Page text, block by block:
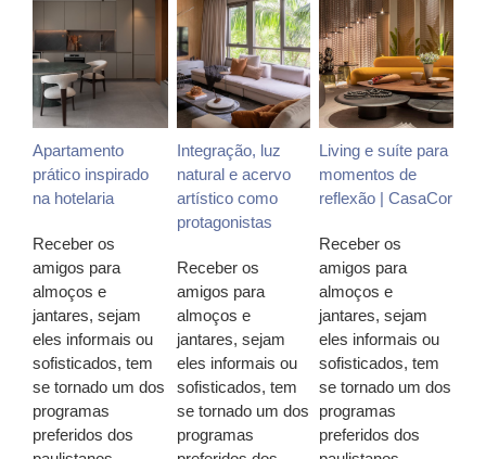
Apartamento
prático inspirado
na hotelaria
Receber os
amigos para
almoços e
jantares, sejam
eles informais ou
sofisticados, tem
se tornado um dos
programas
preferidos dos
Integração, luz
natural e acervo
artístico como
protagonistas
Receber os
amigos para
almoços e
jantares, sejam
eles informais ou
sofisticados, tem
se tornado um dos
programas
Living e suíte para
momentos de
reflexão | CasaCor
Receber os
amigos para
almoços e
jantares, sejam
eles informais ou
sofisticados, tem
se tornado um dos
programas
preferidos dos